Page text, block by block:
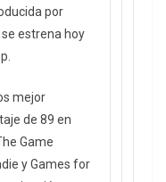
por
estrena hoy
mejor
de 89 en
Game
y Games for